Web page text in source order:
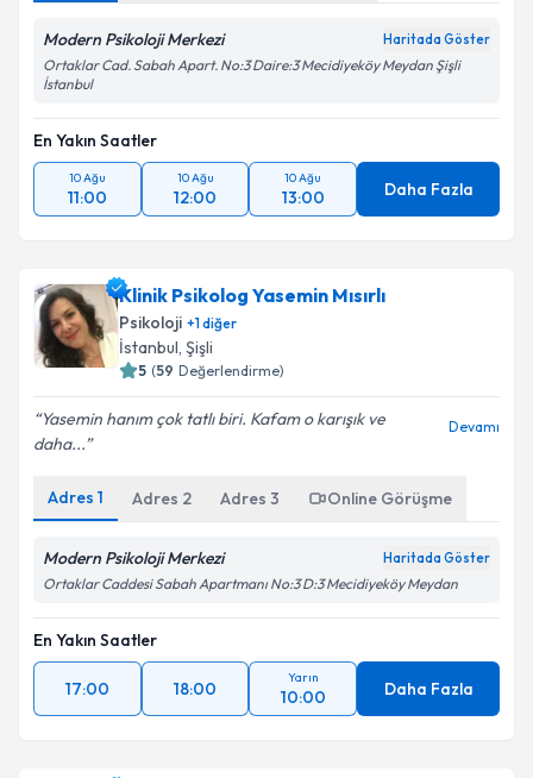
Modern Psikoloji Merkezi Haritada Göster
Ortaklar Cad. Sabah Apart. No:3 Daire:3 Mecidiyeköy Meydan Şişli
İstanbul
En Yakın Saatler
10 Ağu
11:00
10 Ağu
12:00
10 Ağu
13:00 Daha Fazla
Klinik Psikolog Yasemin Mısırlı
Psikoloji +1diğer
İstanbul, Şişli
5 (59 Değerlendirme)
Yasemin hanım çok tatlı biri. Kafam o karışık ve
daha...
Devamı
Adres 1 Adres 2 Adres 3 Online Görüşme
Modern Psikoloji Merkezi Haritada Göster
Ortaklar Caddesi Sabah Apartmanı No:3 D:3 Mecidiyeköy Meydan
En Yakın Saatler
17:00 18:00
Yarın
10:00 Daha Fazla